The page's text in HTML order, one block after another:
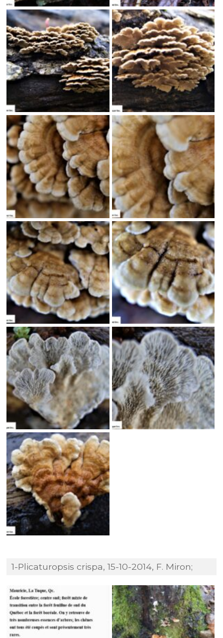
1-Plicaturopsis crispa, 15-10-2014, F. Miron;